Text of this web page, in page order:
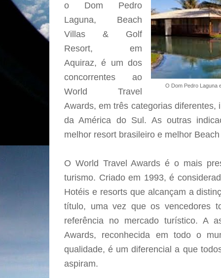
O Dom Pedro Laguna
o Dom Pedro
Laguna, Beach
Villas & Golf
Resort, em
Aquiraz, é um dos
concorrentes ao
World Travel
Awards, em três categorias
da América do Sul. As outras
melhor resort brasileiro e melhor
O World Travel Awards é o mais
turismo. Criado em 1993, é
Hotéis e resorts que alcançam a
título, uma vez que os vencedores
referência no mercado turístico. A
Awards, reconhecida em todo o
qualidade, é um diferencial a que
aspiram.